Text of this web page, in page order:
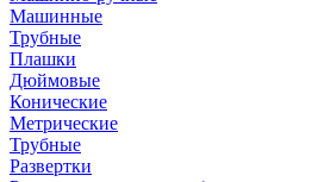
Машинные
Трубные
Плашки
Дюймовые
Конические
Метрические
Трубные
Развертки